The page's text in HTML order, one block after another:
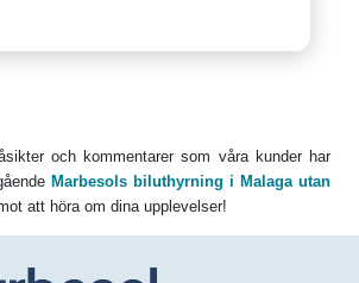
och kommentarer som våra kunder har
Marbesols biluthyrning i Malaga utan
att höra om dina upplevelser!